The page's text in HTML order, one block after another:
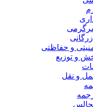
و حفاظتی
و توزیع
و نقل